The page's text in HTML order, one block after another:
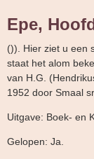
Epe,
()). Hier ziet u een
staat het alom
van H.G.
1952 door Smaal
Uitgave: Boek- en
Gelopen: Ja.